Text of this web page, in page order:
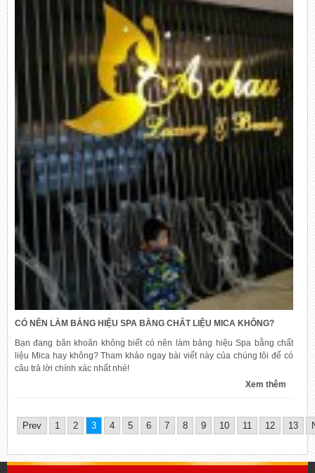
CÓ NÊN LÀM BẢNG HIỆU SPA BẰNG CHẤT LIỆU MICA KHÔNG?
Bạn đang băn khoăn không biết có nên làm bảng hiệu Spa bằng chất
liệu Mica hay không? Tham khảo ngay bài viết này của chúng tôi để có
câu trả lời chính xác nhất nhé!
Xem thêm
Prev 1 2 3 4 5 6 7 8 9 10 11 12 13